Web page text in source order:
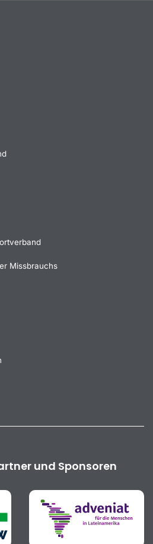
Missbrauchs
und Sponsoren